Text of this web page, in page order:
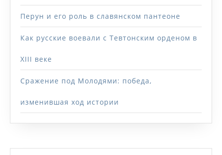
Перун и его роль в славянском пантеоне
Как русские воевали с Тевтонским орденом в
XIII веке
Сражение под Молодями: победа,
изменившая ход истории